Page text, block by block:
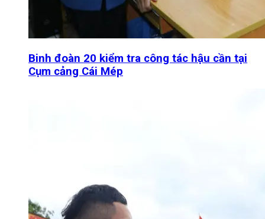
Binh đoàn 20 kiểm tra công tác hậu cần tại
Cụm cảng Cái Mép